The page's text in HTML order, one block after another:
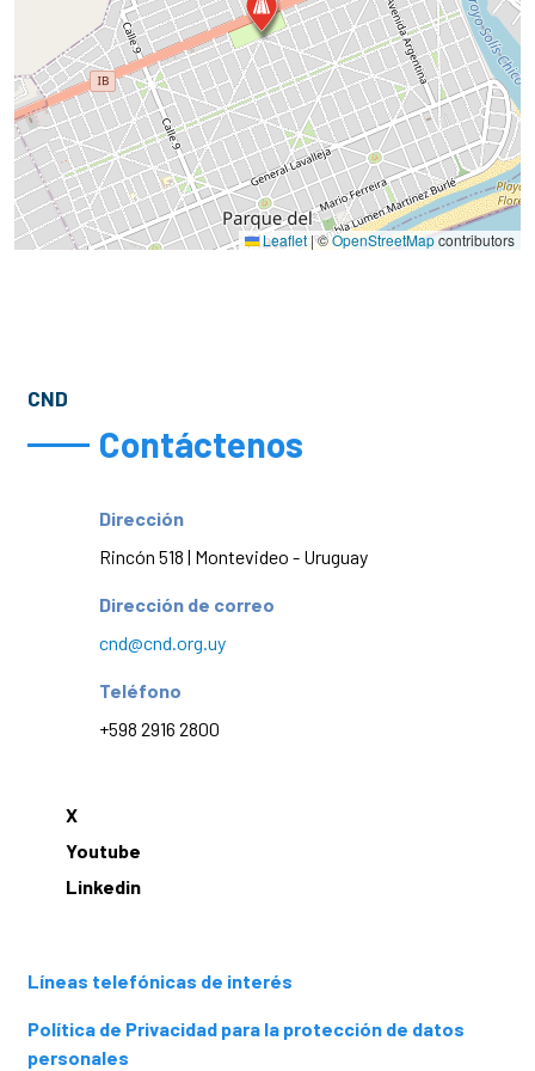
Leaflet |©OpenStreetMapcontributors
CND
Contáctenos
Dirección
Rincón 518 | Montevideo - Uruguay
Dirección de correo
cnd@cnd.org.uy
Teléfono
+598 2916 2800
X
Youtube
Linkedin
Líneas telefónicas de interés
Política de Privacidad para la protección de datos
personales